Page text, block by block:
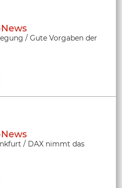
/ Gute Vorgaben der
/ DAX nimmt das